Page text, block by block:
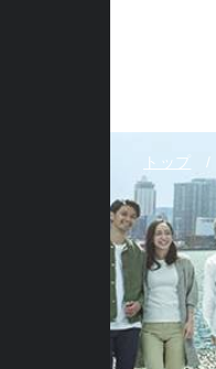
トップ